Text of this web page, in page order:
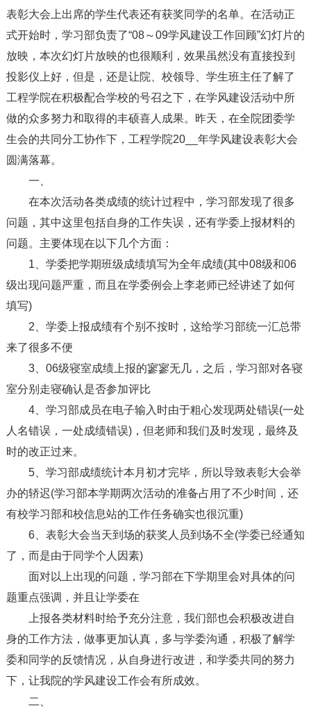
表彰大会上出席的学生代表还有获奖同学的名单。在活动正
式开始时，学习部负责了“08～09学风建设工作回顾”幻灯片的
放映，本次幻灯片放映的也很顺利，效果虽然没有直接投到
投影仪上好，但是，还是让院、校领导、学生班主任了解了
工程学院在积极配合学校的号召之下，在学风建设活动中所
做的众多努力和取得的丰硕喜人成果。昨天，在全院团委学
生会的共同分工协作下，工程学院20__年学风建设表彰大会
圆满落幕。
一、
在本次活动各类成绩的统计过程中，学习部发现了很多
问题，其中这里包括自身的工作失误，还有学委上报材料的
问题。主要体现在以下几个方面：
1、学委把学期班级成绩填写为全年成绩(其中08级和06
级出现问题严重，而且在学委例会上李老师已经讲述了如何
填写)
2、学委上报成绩有个别不按时，这给学习部统一汇总带
来了很多不便
3、06级寝室成绩上报的寥寥无几，之后，学习部对各寝
室分别走寝确认是否参加评比
4、学习部成员在电子输入时由于粗心发现两处错误(一处
人名错误，一处成绩错误)，但老师和我们及时发现，最终及
时的改正过来。
5、学习部成绩统计本月初才完毕，所以导致表彰大会举
办的轿迟(学习部本学期两次活动的准备占用了不少时间，还
有校学习部和校信息站的工作任务确实也很沉重)
6、表彰大会当天到场的获奖人员到场不全(学委已经通知
了，而是由于同学个人因素)
面对以上出现的问题，学习部在下学期里会对具体的问
题重点强调，并且让学委在
上报各类材料时给予充分注意，我们部也会积极改进自
身的工作方法，做事更加认真，多与学委沟通，积极了解学
委和同学的反馈情况，从自身进行改进，和学委共同的努力
下，让我院的学风建设工作会有所成效。
二、